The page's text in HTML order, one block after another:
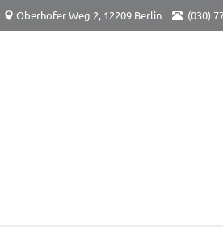
Oberhofer Weg 2, 12209 Berlin (030)